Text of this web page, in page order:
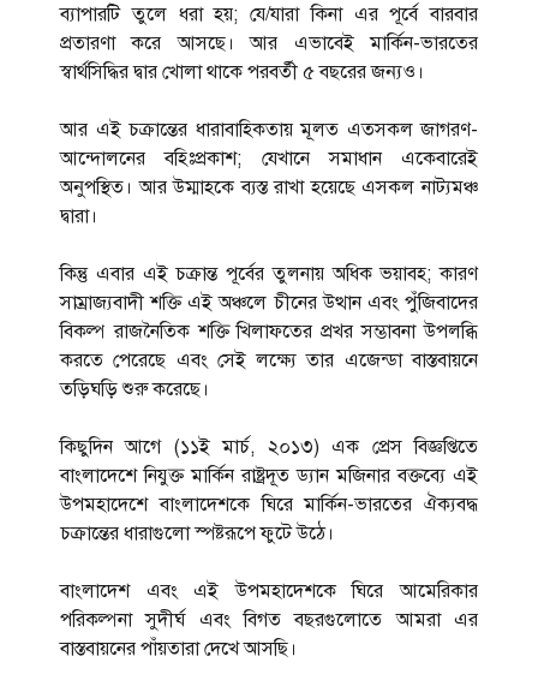
ব্যাপারটি তুলে ধরা হয়; যে/যারা কিনা এর পূর্বে বারবার
প্রতারণা করে আসছে। আর এভাবেই মার্কিন-ভারতের
স্বার্থসিদ্ধির দ্বার খোলা থাকে পরবর্তী ৫ বছরের জন্যও।
আর এই চক্রান্তের ধারাবাহিকতায় মূলত এতসকল জাগরণ-
আন্দোলনের বহিঃপ্রকাশ; যেখানে সমাধান একেবারেই
অনুপস্থিত। আর উম্মাহকে ব্যস্ত রাখা হয়েছে এসকল নাট্যমঞ্চ
দ্বারা।
কিন্তু এবার এই চক্রান্ত পূর্বের তুলনায় অধিক ভয়াবহ; কারণ
সাম্রাজ্যবাদী শক্তি এই অঞ্চলে চীনের উত্থান এবং পুঁজিবাদের
বিকল্প রাজনৈতিক শক্তি খিলাফতের প্রখর সম্ভাবনা উপলব্ধি
করতে পেরেছে এবং সেই লক্ষ্যে তার এজেন্ডা বাস্তবায়নে
তড়িঘড়ি শুরু করেছে।
কিছুদিন আগে (১১ই মার্চ, ২০১৩) এক প্রেস বিজ্ঞপ্তিতে
বাংলাদেশে নিযুক্ত মার্কিন রাষ্ট্রদূত ড্যান মজিনার বক্তব্যে এই
উপমহাদেশে বাংলাদেশকে ঘিরে মার্কিন-ভারতের ঐক্যবদ্ধ
চক্রান্তের ধারাগুলো স্পষ্টরূপে ফুটে উঠে।
বাংলাদেশ এবং এই উপমহাদেশকে ঘিরে আমেরিকার
পরিকল্পনা সুদীর্ঘ এবং বিগত বছরগুলোতে আমরা এর
বাস্তবায়নের পাঁয়তারা দেখে আসছি।